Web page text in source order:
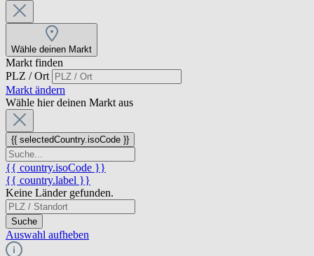
Wähle deinen Markt
Markt finden
PLZ / Ort
Markt ändern
Wähle hier deinen Markt aus
{{ selectedCountry.isoCode }}
{{ country.isoCode }}
{{ country.label }}
Keine Länder gefunden.
Suche
Auswahl aufheben